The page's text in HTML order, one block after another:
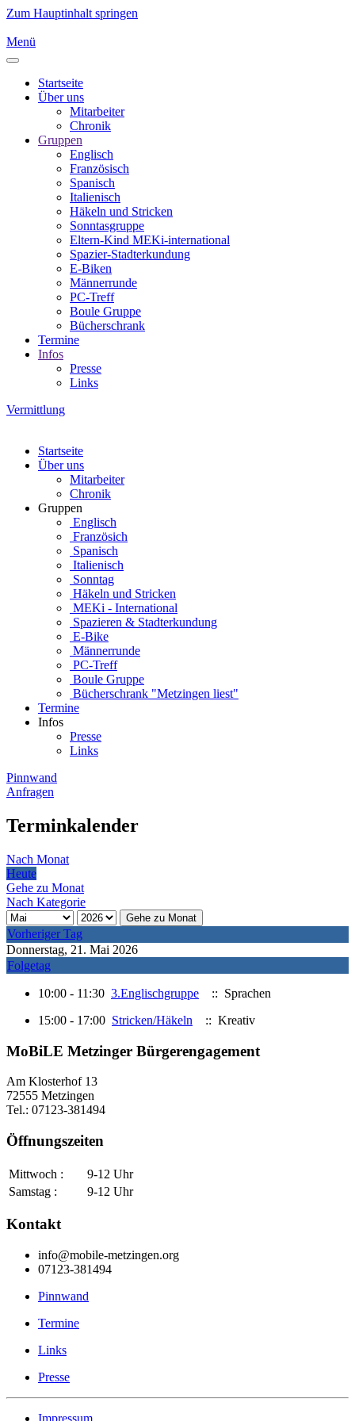
Zum Hauptinhalt springen
Menü
Startseite
Über uns
Mitarbeiter
Chronik
Gruppen
Englisch
Französisch
Spanisch
Italienisch
Häkeln und Stricken
Sonntasgruppe
Eltern-Kind MEKi-international
Spazier-Stadterkundung
E-Biken
Männerrunde
PC-Treff
Boule Gruppe
Bücherschrank
Termine
Infos
Presse
Links
Vermittlung
Startseite
Über uns
Mitarbeiter
Chronik
Gruppen
Englisch
Französich
Spanisch
Italienisch
Sonntag
Häkeln und Stricken
MEKi - International
Spazieren & Stadterkundung
E-Bike
Männerrunde
PC-Treff
Boule Gruppe
Bücherschrank "Metzingen liest"
Termine
Infos
Presse
Links
Pinnwand
Anfragen
Terminkalender
Nach Monat
Heute
Gehe zu Monat
Nach Kategorie
Gehe zu Monat
Vorheriger Tag
Donnerstag, 21. Mai 2026
Folgetag
10:00 - 11:30 3.Englischgruppe
:: Sprachen
15:00 - 17:00 Stricken/Häkeln :: Kreativ
MoBiLE Metzinger Bürgerengagement
Am Klosterhof 13
72555 Metzingen
Tel.: 07123-381494
Öffnungszeiten
Mittwoch :
9-12 Uhr
Samstag :
9-12 Uhr
Kontakt
info@mobile-metzingen.org
07123-381494
Pinnwand
Termine
Links
Presse